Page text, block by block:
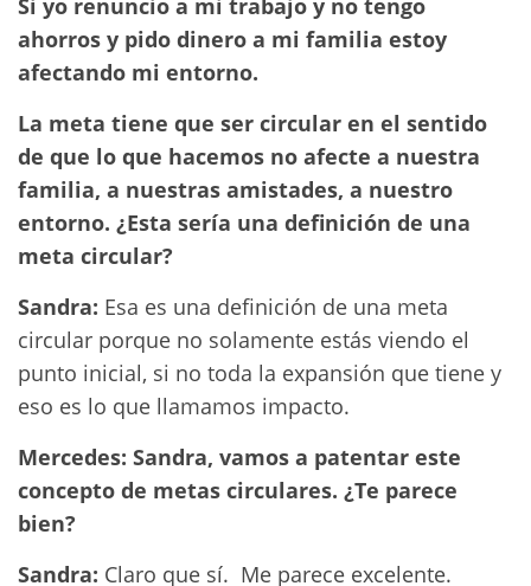
Si yo renuncio a mi trabajo y no tengo
ahorros y pido dinero a mi familia estoy
afectando mi entorno.
La meta tiene que ser circular en el sentido
de que lo que hacemos no afecte a nuestra
familia, a nuestras amistades, a nuestro
entorno. ¿Esta sería una definición de una
meta circular?
Sandra: Esa es una definición de una meta
circular porque no solamente estás viendo el
punto inicial, si no toda la expansión que tiene y
eso es lo que llamamos impacto.
Mercedes: Sandra, vamos a patentar este
concepto de metas circulares. ¿Te parece
bien?
Sandra: Claro que sí. Me parece excelente.